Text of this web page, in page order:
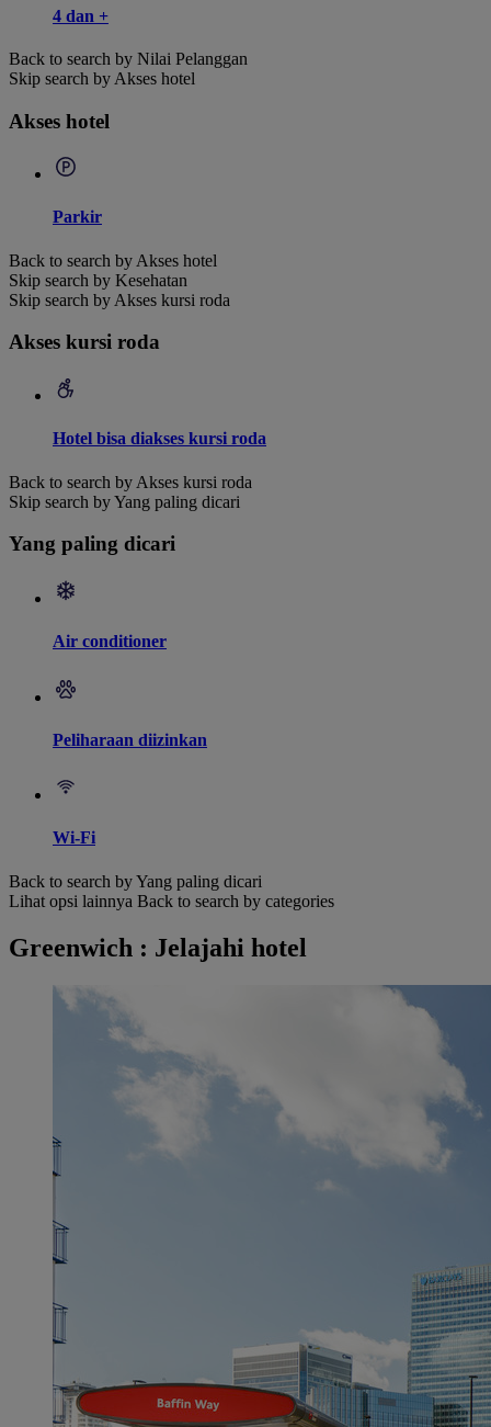
4 dan +
Back to search by Nilai Pelanggan
Skip search by Akses hotel
Akses hotel
Parkir
Back to search by Akses hotel
Skip search by Kesehatan
Skip search by Akses kursi roda
Akses kursi roda
Hotel bisa diakses kursi roda
Back to search by Akses kursi roda
Skip search by Yang paling dicari
Yang paling dicari
Air conditioner
Peliharaan diizinkan
Wi-Fi
Back to search by Yang paling dicari
Lihat opsi lainnya Back to search by categories
Greenwich : Jelajahi hotel